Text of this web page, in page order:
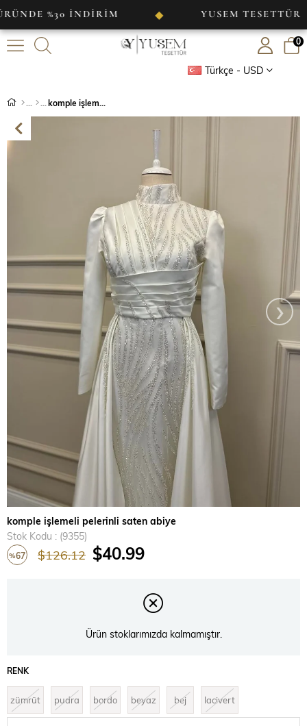
İNDİRİM ◆ YUSEM TESETTÜR ◆
Türkçe - USD
0
komple işlemeli pelerinli saten abiye
›
komple işlemeli pelerinli saten abiye
Stok Kodu
(9355)
%67 $126.12 $40.99
Ürün stoklarımızda kalmamıştır.
RENK
zümrüt pudra bordo beyaz bej lacivert